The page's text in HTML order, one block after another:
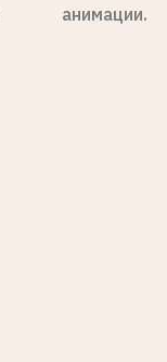
анимации.